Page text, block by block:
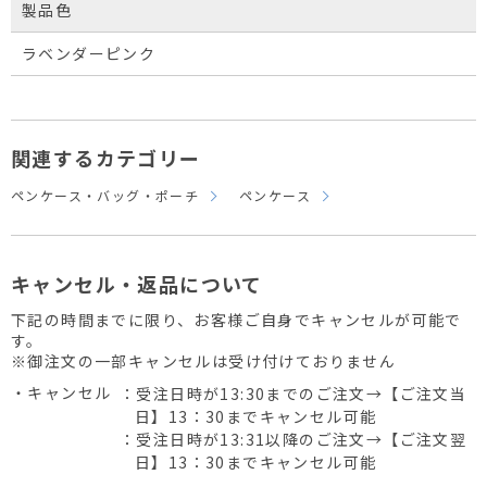
製品色
ラベンダーピンク
関連するカテゴリー
ペンケース・バッグ・ポーチ ペンケース
キャンセル・返品について
下記の時間までに限り、お客様ご自身でキャンセルが可能で
す。
※御注文の一部キャンセルは受け付けておりません
・キャンセル
：受注日時が13:30までのご注文→【ご注文当
日】13：30までキャンセル可能
：受注日時が13:31以降のご注文→【ご注文翌
日】13：30までキャンセル可能